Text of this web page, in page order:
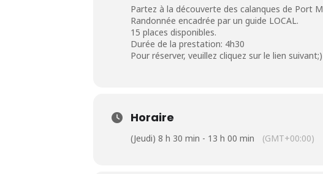
Partez à la découverte des calanques de Port
Randonnée encadrée par un guide LOCAL.
15 places disponibles.
Durée de la prestation: 4h30
Pour réserver, veuillez cliquez sur le lien suivant;)
Horaire
(Jeudi) 8 h 30 min - 13 h 00 min (GMT+00:00)